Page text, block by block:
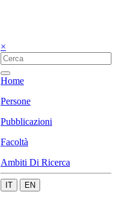
×
Home
Persone
Pubblicazioni
Facoltà
Ambiti Di Ricerca
IT EN